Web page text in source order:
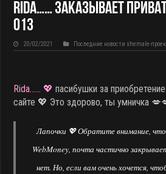
Rida…… заказывает
013
20/02/2021 Последние новости shemale-
Rida…… 💖пасибушки за
сайте 💖 Это здорово, ты умничка
Лапочки 💖 Обратите внимание, что
WebMoney, почта частично
нет. Но, если вам очень хочется,